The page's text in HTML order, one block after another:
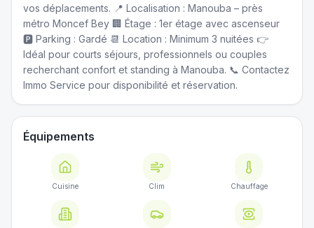
vos déplacements. 📍 Localisation : Manouba – près
métro Moncef Bey 🏢 Étage : 1er étage avec ascenseur
🅿️ Parking : Gardé 📆 Location : Minimum 3 nuitées 👉
Idéal pour courts séjours, professionnels ou couples
recherchant confort et standing à Manouba. 📞 Contactez
Immo Service pour disponibilité et réservation.
Équipements
Cuisine Clim Chauffage